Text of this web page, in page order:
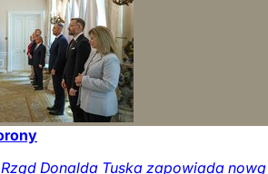
Donalda Tuska zapowiada nową